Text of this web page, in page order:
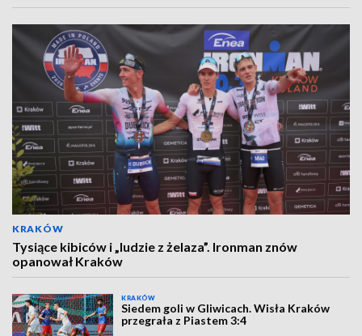
KRAKÓW
Tysiące kibiców i „ludzie z żelaza”. Ironman znów
opanował Kraków
KRAKÓW
Siedem goli w Gliwicach. Wisła Kraków
przegrała z Piastem 3:4